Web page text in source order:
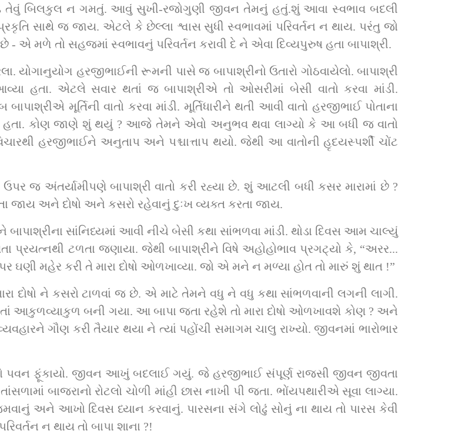
તેવું બિલકુલ ન ગમતું. આવું સુખી-રજોગુણી જીવન તેમનું હતું.શું આવા સ્વભાવ બદલી
સાથે જ જાય. એટલે કે છેલ્લા શ્વાસ સુધી સ્વભાવમાં પરિવર્તન ન થાય. પરંતુ જો
મળે તો સહજમાં સ્વભાવનું પરિવર્તન કરાવી દે ને એવા દિવ્યપુરુષ હતા બાપાશ્રી.
યોગાનુયોગ હરજીભાઈની રૂમની પાસે જ બાપાશ્રીનો ઉતારો ગોઠવાયેલો. બાપાશ્રી
હતા. એટલે સવાર થતાં જ બાપાશ્રીએ તો ઓસરીમાં બેસી વાતો કરવા માંડી.
મૂર્તિની વાતો કરવા માંડી. મૂર્તિધારીને થતી આવી વાતો હરજીભાઈ પોતાના
હતા. કોણ જાણે શું થયું ? આજે તેમને એવો અનુભવ થવા લાગ્યો કે આ બધી જ વાતો
હરજીભાઈને અનુતાપ અને પશ્ચાત્તાપ થયો. જેથી આ વાતોની હૃદયસ્પર્શી ચોંટ
જ અંતર્યામીપણે બાપાશ્રી વાતો કરી રહ્યા છે. શું આટલી બધી કસર મારામાં છે ?
જાય અને દોષો અને કસરો રહેવાનું દુઃખ વ્યક્ત કરતા જાય.
બાપાશ્રીના સાંનિધ્યમાં આવી નીચે બેસી કથા સાંભળવા માંડી. થોડા દિવસ આમ ચાલ્યું
પ્રયત્નથી ટળતા જણાયા. જેથી બાપાશ્રીને વિષે અહોહોભાવ પ્રગટ્યો કે, “અરર...
ઘણી મહેર કરી તે મારા દોષો ઓળખાવ્યા. જો એ મને ન મળ્યા હોત તો મારું શું થાત !”
દોષો ને કસરો ટાળવાં જ છે. એ માટે તેમને વધુ ને વધુ કથા સાંભળવાની લગની લાગી.
થતાં આકુળવ્યાકુળ બની ગયા. આ બાપા જતા રહેશે તો મારા દોષો ઓળખાવશે કોણ ? અને
ગૌણ કરી તૈયાર થયા ને ત્યાં પહોંચી સમાગમ ચાલુ રાખ્યો. જીવનમાં ભારોભાર
પવન ફૂંકાયો. જીવન આખું બદલાઈ ગયું. જે હરજીભાઈ સંપૂર્ણ રાજસી જીવન જીવતા
બાજરાનો રોટલો ચોળી માંહી છાસ નાખી પી જતા. ભોંયપથારીએ સૂવા લાગ્યા.
અને આખો દિવસ ધ્યાન કરવાનું. પારસના સંગે લોઢું સોનું ના થાય તો પારસ કેવી
ન થાય તો બાપા શાના ?!